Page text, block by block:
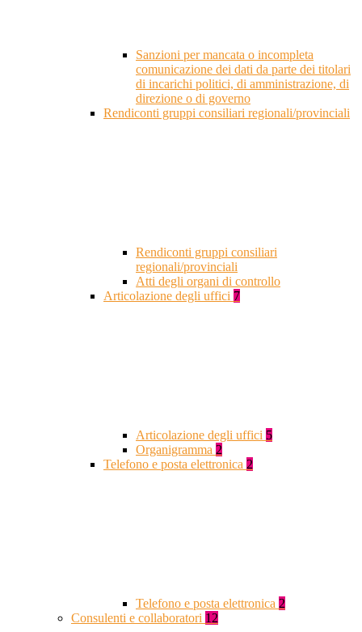
Sanzioni per mancata o incompleta
comunicazione dei dati da parte dei titolari
di incarichi politici, di amministrazione, di
direzione o di governo
Rendiconti gruppi consiliari regionali/provinciali
Rendiconti gruppi consiliari
regionali/provinciali
Atti degli organi di controllo
Articolazione degli uffici 7
Articolazione degli uffici 5
Organigramma 2
Telefono e posta elettronica 2
Telefono e posta elettronica 2
Consulenti e collaboratori 12